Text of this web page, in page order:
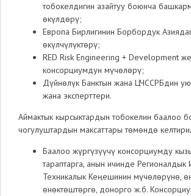
тобокелдигин азайтуу боюнча
өкүлдөрү;
Европа Бирлигинин Борбордук
өкүлчүлүктөрү;
RED Risk Engineering + Development
консорциумдун мүчөлөрү;
Дүйнөлүк Банктын жана ЦЧССРБдин
жана эксперттери.
Аймактык кырсыктардын тобокелин баалоо
чогулуштардын максаттары төмөндө
Баалоо жүргүзүүчү консорциумду
тараптарга, анын ичинде Регионалдык
Техникалык Кеңешинин мүчөлөрүнө,
өнөктөштөргө, донорго ж.б.